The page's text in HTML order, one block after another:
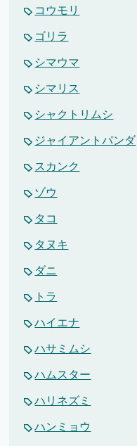
コウモリ
ゴリラ
シマウマ
シマリス
シャクトリムシ
ジャイアントパンダ
スカンク
ゾウ
タコ
タヌキ
ダニ
トラ
ハイエナ
ハサミムシ
ハムスター
ハリネズミ
ハンミョウ